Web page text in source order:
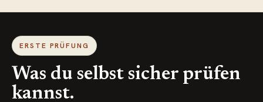
ERSTE PRÜFUNG
Was du selbst sicher prüfen
kannst.